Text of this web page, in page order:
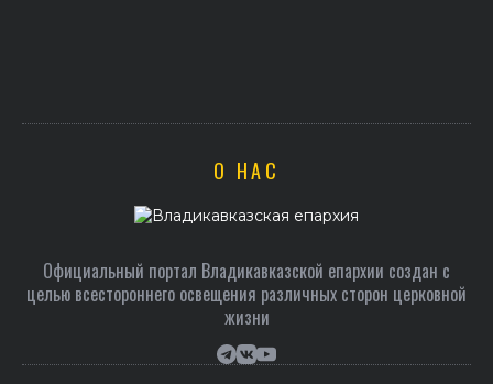
О НАС
Официальный портал Владикавказской епархии создан c
целью всестороннего освещения различных сторон церковной
жизни